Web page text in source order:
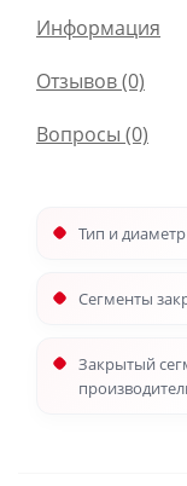
Информация
Отзывов (0)
Вопросы (0)
Тип и
Сегменты
Закрытый